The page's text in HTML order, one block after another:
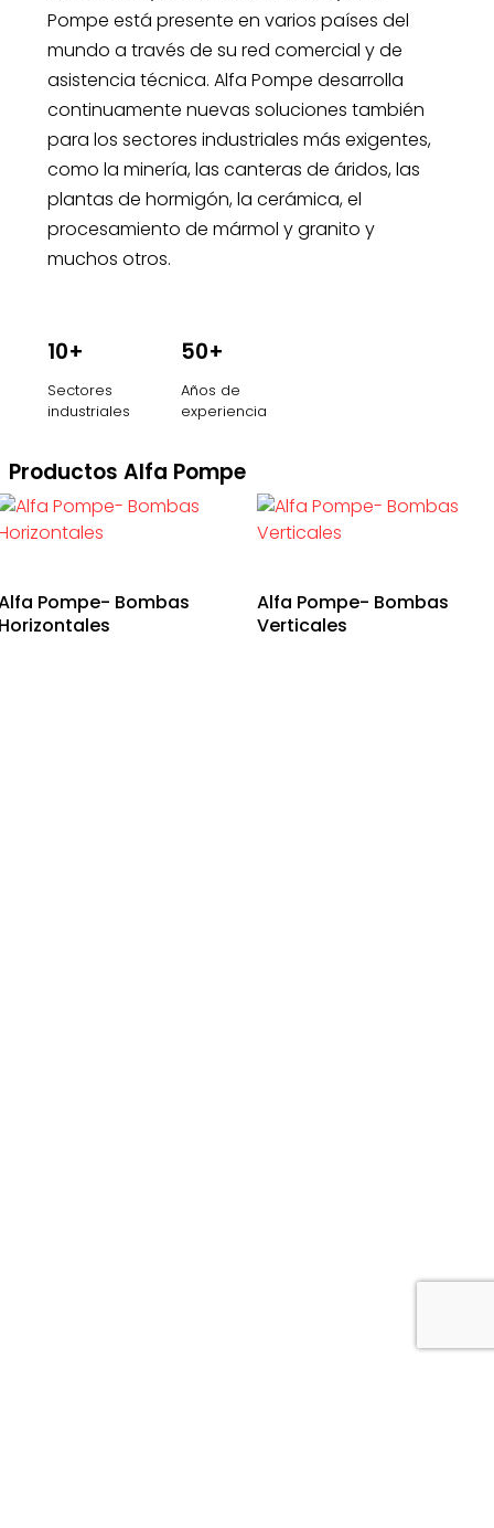
Pompe está presente en varios países del
mundo a través de su red comercial y de
asistencia técnica. Alfa Pompe desarrolla
continuamente nuevas soluciones también
para los sectores industriales más exigentes,
como la minería, las canteras de áridos, las
plantas de hormigón, la cerámica, el
procesamiento de mármol y granito y
muchos otros.
10+
Sectores
industriales
50+
Años de
experiencia
Productos Alfa Pompe
Pompe- Bombas
Alfa Pompe- Bombas
Verticales